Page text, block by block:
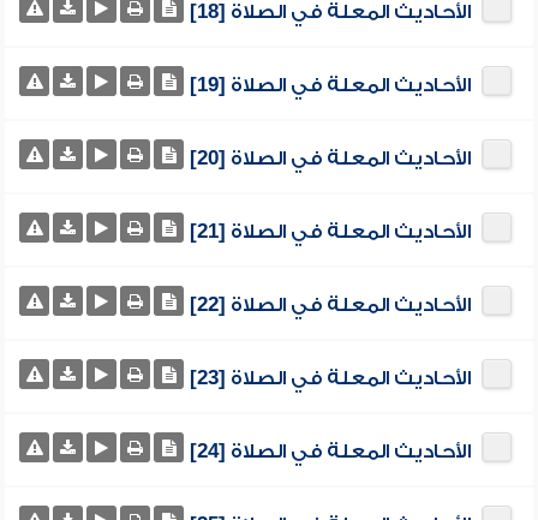
الأحاديث المعلة في الصلاة [18]
الأحاديث المعلة في الصلاة [19]
الأحاديث المعلة في الصلاة [20]
الأحاديث المعلة في الصلاة [21]
الأحاديث المعلة في الصلاة [22]
الأحاديث المعلة في الصلاة [23]
الأحاديث المعلة في الصلاة [24]